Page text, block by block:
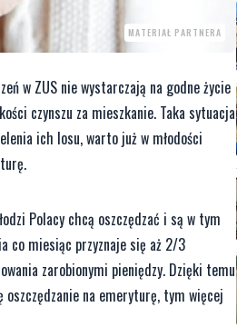
MATERIAŁ PARTNERA
w ZUS nie wystarczają na godne życie
czynszu za mieszkanie. Taka sytuacja
ich losu, warto już w młodości
Polacy chcą oszczędzać i są w tym
co miesiąc przyznaje się aż 2/3
zarobionymi pieniędzy. Dzięki temu
oszczędzanie na emeryturę, tym więcej